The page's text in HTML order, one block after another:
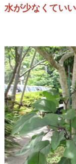
水が少なくてい